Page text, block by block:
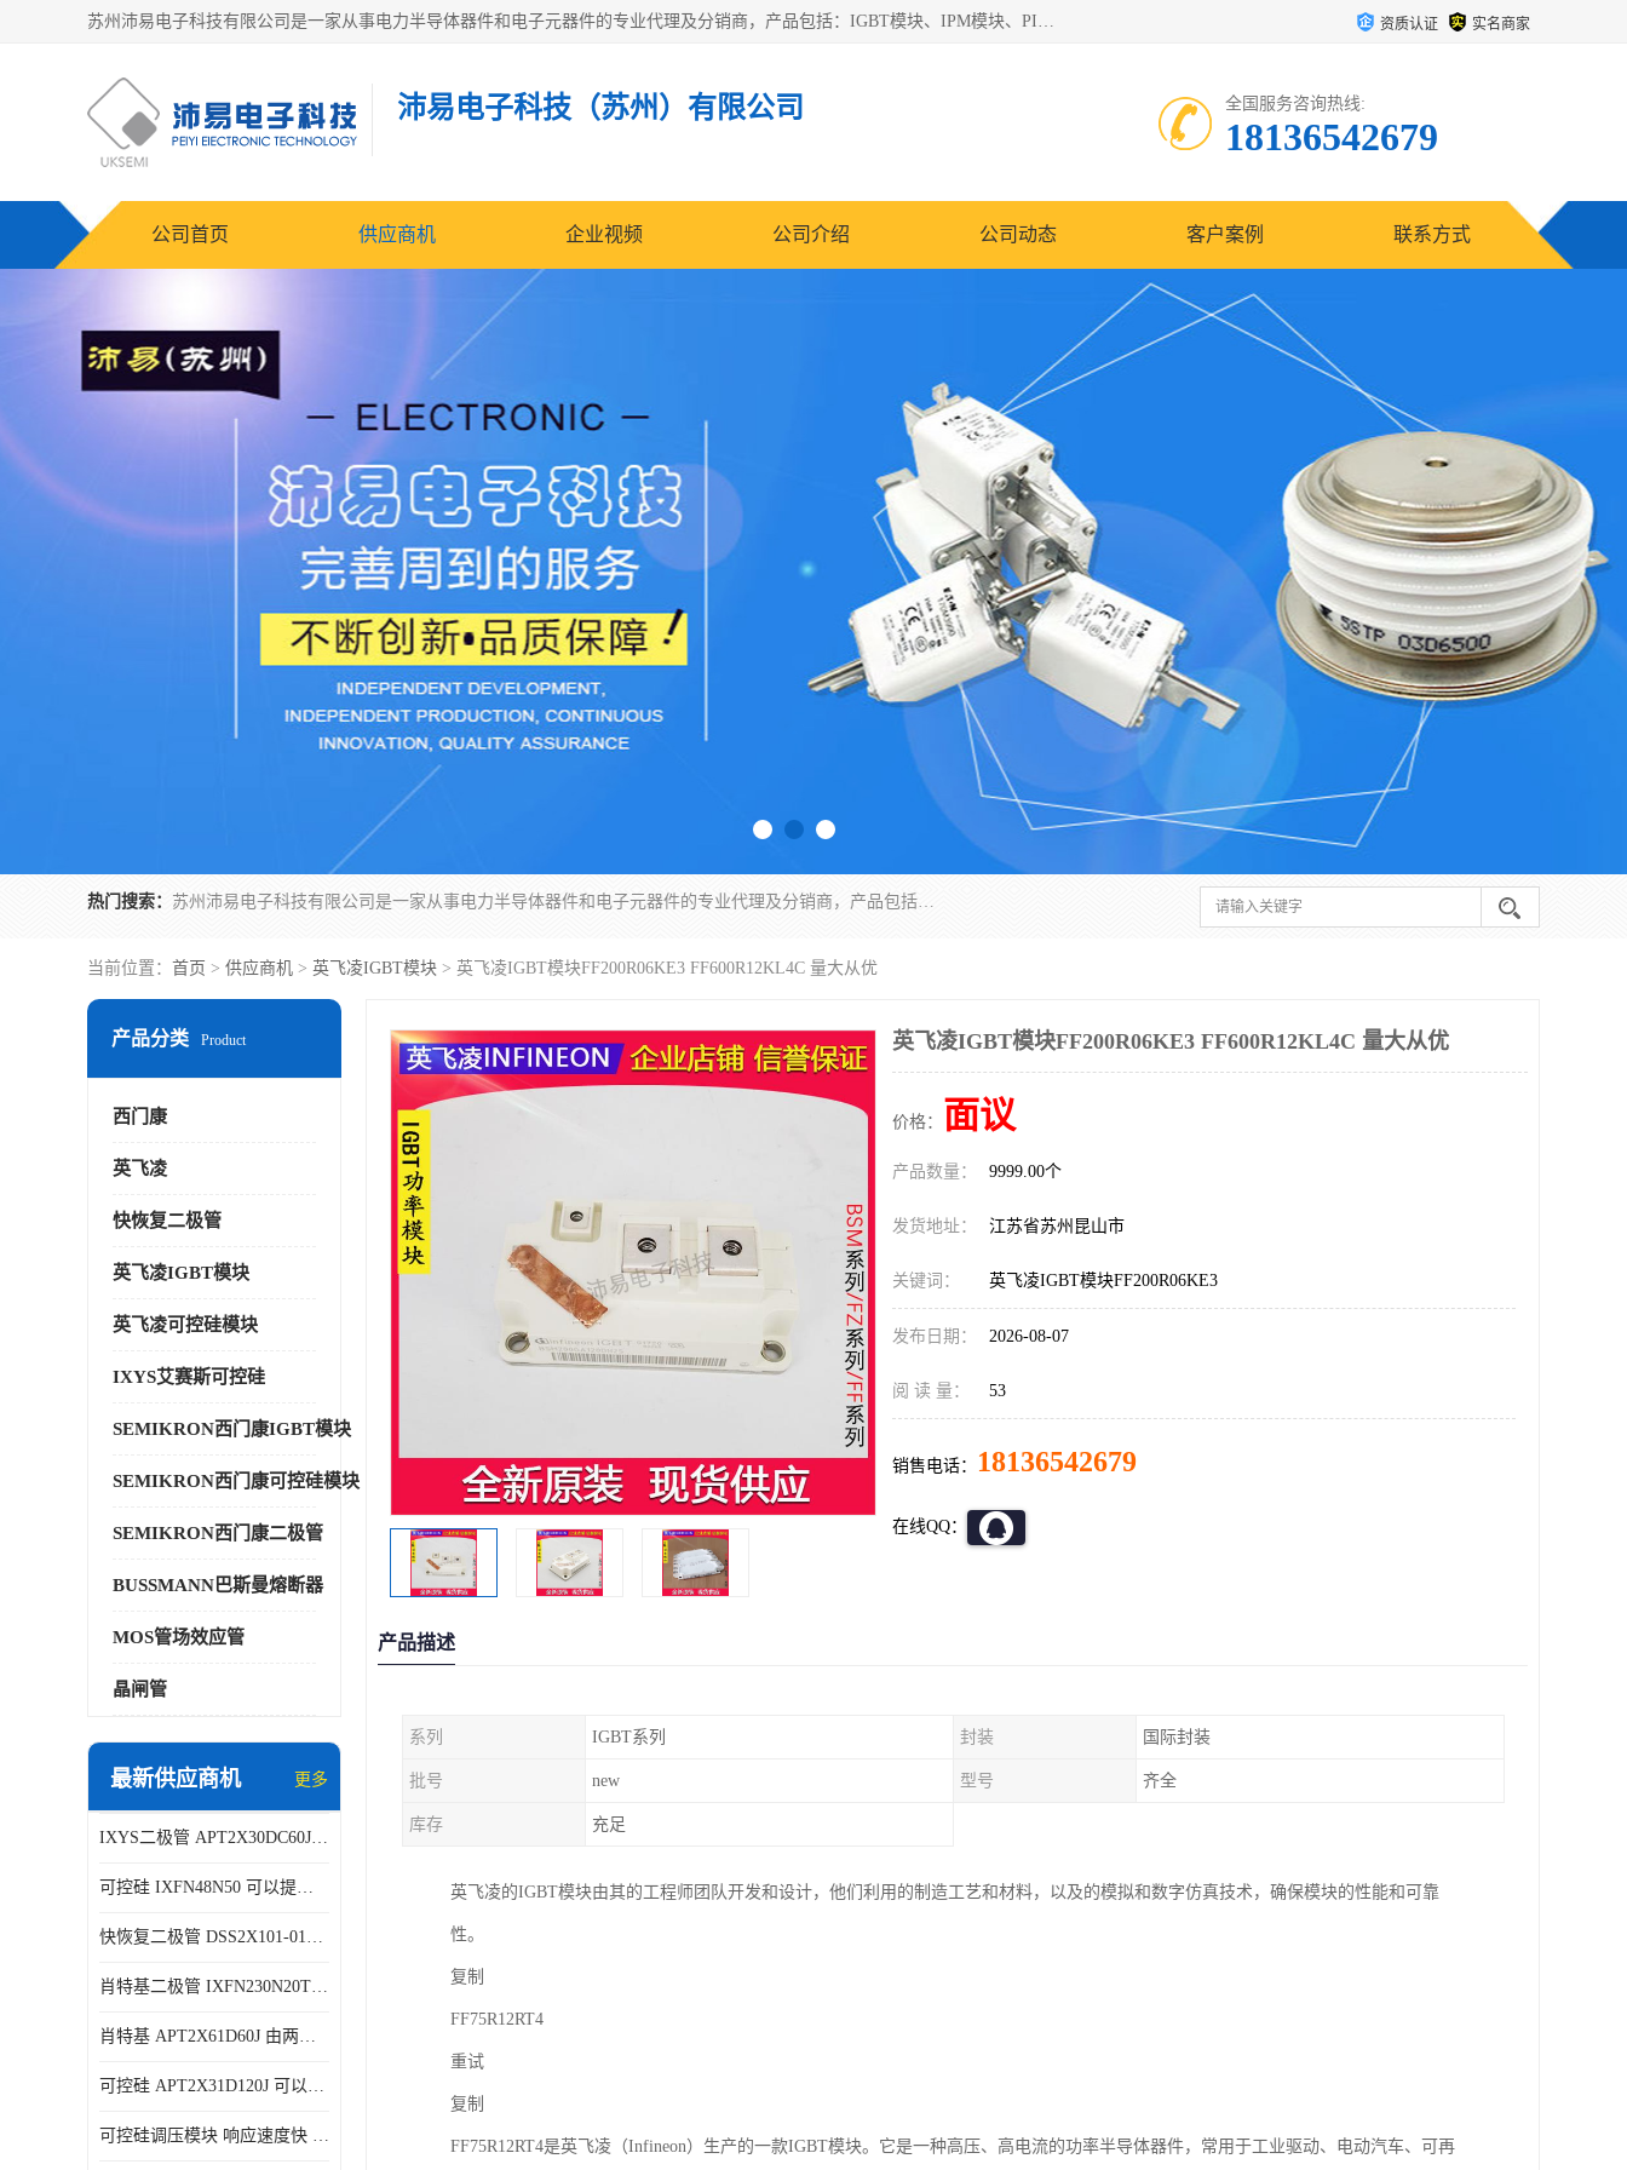
苏州沛易电子科技有限公司是一家从事电力半导体器件和电子元器件的专业代理及分销商，产品包括：IGBT模块、IPM模块、PIM模块、二极管、三极管、可控硅、整流桥、IGBT单管、IGBT电路驱动板、GTR达林顿模块、快恢复二极管、肖特基二极管、熔断器、IC集成电路、快速熔断器等。 资质认证 实名商家
沛易电子科技（苏州）有限公司 全国服务咨询热线:
18136542679
公司首页 供应商机 企业视频 公司介绍 公司动态 客户案例 联系方式
热门搜索： 苏州沛易电子科技有限公司是一家从事电力半导体器件和电子元器件的专业代理及分销商，产品包括：IGBT模块、IPM模块、PIM模块、二极管、三极管、可控硅、整流桥、IGBT单管、IGBT电路驱动板、GTR达林顿模块、快恢复二极管、肖特基二极管、熔断器、IC集成电路、快速熔断器等。
当前位置： 首页 > 供应商机 > 英飞凌IGBT模块 > 英飞凌IGBT模块FF200R06KE3 FF600R12KL4C 量大从优
产品分类 Product
西门康
英飞凌
快恢复二极管
英飞凌IGBT模块
英飞凌可控硅模块
IXYS艾赛斯可控硅
SEMIKRON西门康IGBT模块
SEMIKRON西门康可控硅模块
SEMIKRON西门康二极管
BUSSMANN巴斯曼熔断器
MOS管场效应管
晶闸管
最新供应商机 更多
IXYS二极管 APT2X30DC60J 结构简单
可控硅 IXFN48N50 可以提供稳定的电压输出
快恢复二极管 DSS2X101-015A 具有较高的可靠性
肖特基二极管 IXFN230N20T 可以提供稳定的电压输出
肖特基 APT2X61D60J 由两个半导体材料组成
可控硅 APT2X31D120J 可以提供稳定的电压输出
可控硅调压模块 响应速度快 可控性强
英飞凌IGBT模块FF200R06KE3 FF600R12KL4C 量大从优
价格： 面议
产品数量： 9999.00个
发货地址： 江苏省苏州昆山市
关键词： 英飞凌IGBT模块FF200R06KE3
发布日期： 2026-08-07
阅 读 量： 53
销售电话： 18136542679
在线QQ：
产品描述
系列 IGBT系列 封装 国际封装
批号 new 型号 齐全
库存 充足
英飞凌的IGBT模块由其的工程师团队开发和设计，他们利用的制造工艺和材料，以及的模拟和数字仿真技术，确保模块的性能和可靠
性。
复制
FF75R12RT4
重试
复制
FF75R12RT4是英飞凌（Infineon）生产的一款IGBT模块。它是一种高压、高电流的功率半导体器件，常用于工业驱动、电动汽车、可再